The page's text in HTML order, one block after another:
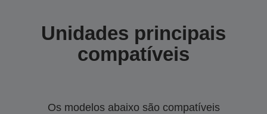
Unidades principais
compatíveis
Os modelos abaixo são compatíveis